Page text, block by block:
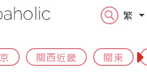
繁
關西近畿 關東